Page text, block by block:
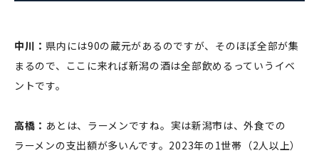
中川： 県内には90の蔵元があるのですが、そのほぼ全部が集
まるので、ここに来れば新潟の酒は全部飲めるっていうイベ
ントです。
高橋： あとは、ラーメンですね。実は新潟市は、外食での
ラーメンの支出額が多いんです。2023年の1世帯（2人以上）